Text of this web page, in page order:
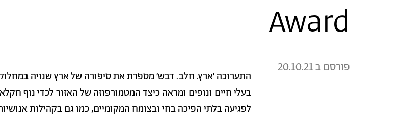
Award
פורסם ב20.10.21
התערוכה 'ארץ. חלב. דבש' מספרת את סיפורה של ארץ שנויה
בעלי חיים ונופים ומראה כיצד המטמורפוזה של האזור לכדי נוף
לפגיעה בלתי הפיכה בחי ובצומח המקומיים, כמו גם בקהילות